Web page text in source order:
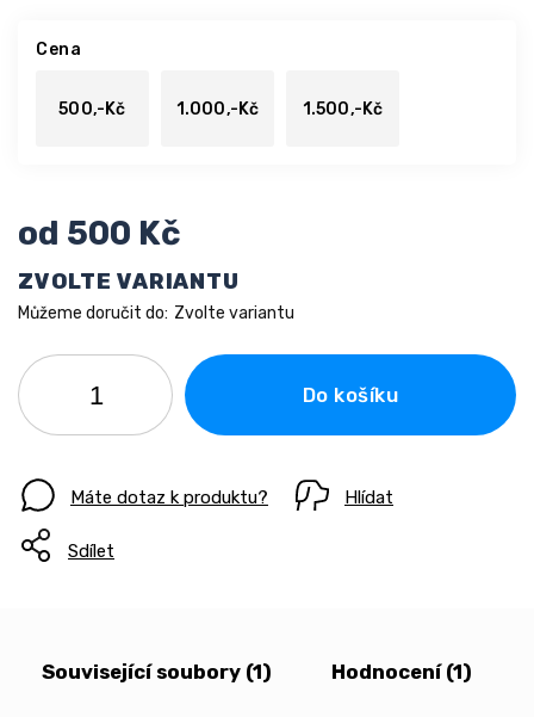
od 500 Kč
ZVOLTE VARIANTU
Můžeme doručit do: Zvolte variantu
Cena
500,-Kč 1.000,-Kč 1.500,-Kč
Do košíku
Máte dotaz k produktu? Hlídat
Sdílet
Související soubory (1) Hodnocení (1)